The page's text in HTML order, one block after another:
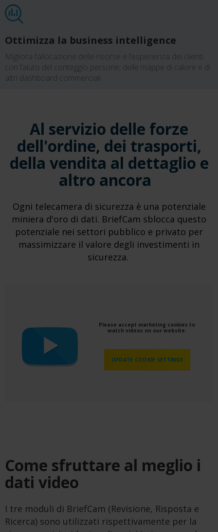
Ottimizza la business intelligence
Migliora l’allocazione delle risorse e l’esperienza dei clienti
con l’aiuto del conteggio persone, delle mappe di calore e di
altri dashboard commerciali.
Al servizio delle forze
dell'ordine, dei trasporti,
della vendita al dettaglio e
altro ancora
Ogni telecamera di sicurezza è una potenziale
miniera d'oro di dati. BriefCam sblocca questo
potenziale nei settori pubblico e privato per
massimizzare il valore degli investimenti in
sicurezza.
Please accept marketing cookies to
watch videos on our website.
UPDATE COOKIE SETTINGS
Come sfruttare al meglio i
dati video
I tre moduli di BriefCam (Revisione, Risposta e
Ricerca) sono utilizzati rispettivamente per la